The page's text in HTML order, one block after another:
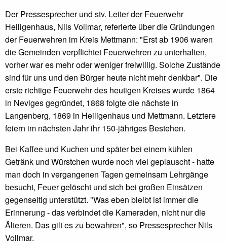
Der Pressesprecher und stv. Leiter der Feuerwehr
Heiligenhaus, Nils Vollmar, referierte über die Gründungen
der Feuerwehren im Kreis Mettmann: "Erst ab 1906 waren
die Gemeinden verpflichtet Feuerwehren zu unterhalten,
vorher war es mehr oder weniger freiwillig. Solche Zustände
sind für uns und den Bürger heute nicht mehr denkbar". Die
erste richtige Feuerwehr des heutigen Kreises wurde 1864
in Neviges gegründet, 1868 folgte die nächste in
Langenberg, 1869 in Heiligenhaus und Mettmann. Letztere
feiern im nächsten Jahr ihr 150-jähriges Bestehen.
Bei Kaffee und Kuchen und später bei einem kühlen
Getränk und Würstchen wurde noch viel geplauscht - hatte
man doch in vergangenen Tagen gemeinsam Lehrgänge
besucht, Feuer gelöscht und sich bei großen Einsätzen
gegenseitig unterstützt. "Was eben bleibt ist immer die
Erinnerung - das verbindet die Kameraden, nicht nur die
Älteren. Das gilt es zu bewahren", so Pressesprecher Nils
Vollmar.